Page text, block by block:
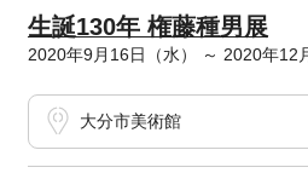
生誕130年 権藤種男展
2020年9月16日（水） ～ 2020年12
大分市美術館